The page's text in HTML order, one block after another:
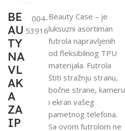
BE
AU
TY
NA
VL
AK
A
ZA
IP
004-
53916
Beauty Case – je
luksuzni asortiman
futrola napravljenih
od fleksibilnog TPU
materijala. Futrola
štiti stražnju stranu,
bočne strane, kameru
i ekran vašeg
pametnog telefona.
Sa ovom futrolom ne